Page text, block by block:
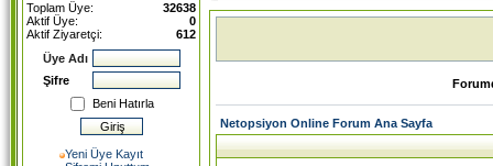
Toplam Üye:
32638
Aktif Üye:
0
Aktif Ziyaretçi:
612
Üye Adı
Şifre
Beni Hatırla
Yeni Üye Kayıt
Netopsiyon Online Forum Ana Sayfa